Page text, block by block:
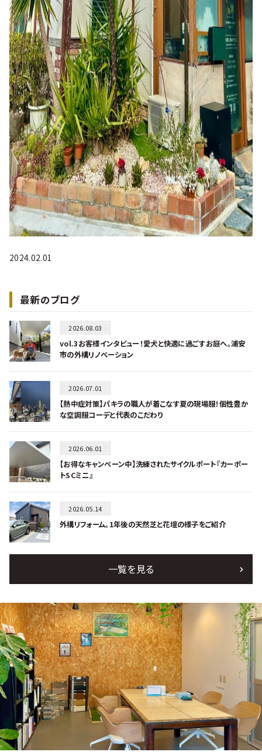
2024.02.01
最新のブログ
2026.08.03
vol.3お客様インタビュー！愛犬と快適に過ごすお庭へ。浦安
市の外構リノベーション
2026.07.01
【熱中症対策】パキラの職人が着こなす夏の現場服！個性豊か
な空調服コーデと代表のこだわり
2026.06.01
【お得なキャンペーン中】洗練されたサイクルポート『カーポー
トSCミニ』
2026.05.14
外構リフォーム。1年後の天然芝と花壇の様子をご紹介
一覧を見る